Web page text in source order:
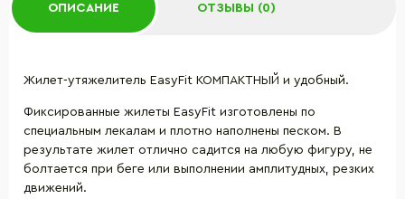
ОПИСАНИЕ ОТЗЫВЫ (0)
Жилет-утяжелитель EasyFit КОМПАКТНЫЙ и удобный.
Фиксированные жилеты EasyFit изготовлены по
специальным лекалам и плотно наполнены песком. В
результате жилет отлично садится на любую фигуру, не
болтается при беге или выполнении амплитудных, резких
движений.